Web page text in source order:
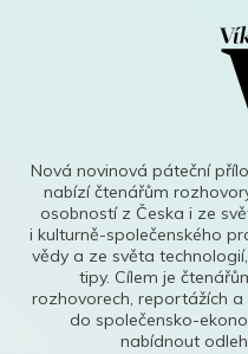
Nová novinová páteční
nabízí čtenářům
osobností z Česka i ze
i kulturně-společenského
vědy a ze světa
tipy. Cílem je
rozhovorech, reportážích a
do společensko-
nabídnout